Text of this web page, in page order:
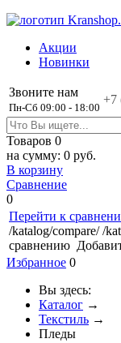
Акции
Новинки
Звоните нам
Пн-Сб 09:00 - 18:00
+7
Товаров 0
на сумму: 0 руб.
В корзину
Сравнение
0
Перейти к
/katalog/compare/ /
сравнению
Избранное 0
Вы здесь:
Каталог →
Текстиль →
Пледы